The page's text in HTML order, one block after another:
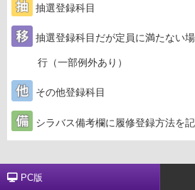
抽選登録科目
抽選登録科目だが定員に満たない
行（一部例外あり）
その他登録科目
シラバス備考欄に履修登録方法を
PC版